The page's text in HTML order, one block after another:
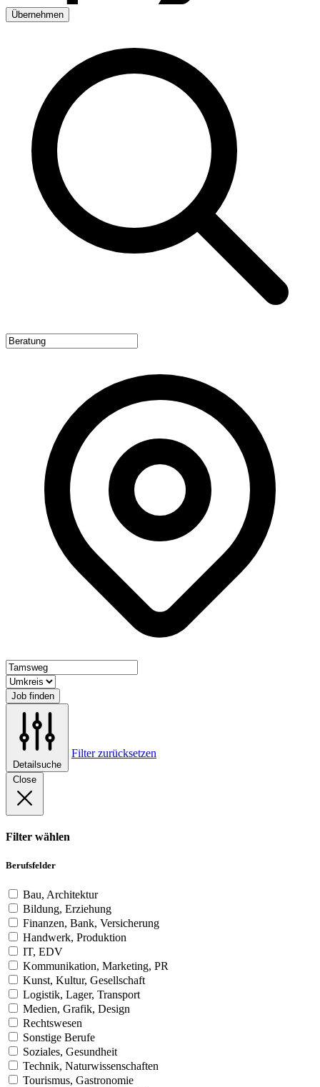
Übernehmen
Job finden
Detailsuche
Filter zurücksetzen
Close
Filter wählen
Berufsfelder
Bau, Architektur
Bildung, Erziehung
Finanzen, Bank, Versicherung
Handwerk, Produktion
IT, EDV
Kommunikation, Marketing, PR
Kunst, Kultur, Gesellschaft
Logistik, Lager, Transport
Medien, Grafik, Design
Rechtswesen
Sonstige Berufe
Soziales, Gesundheit
Technik, Naturwissenschaften
Tourismus, Gastronomie